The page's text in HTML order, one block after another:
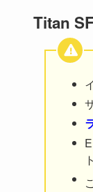
Titan